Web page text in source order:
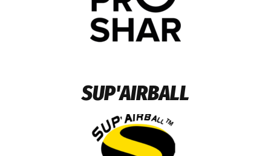
SUP'AIRBALL